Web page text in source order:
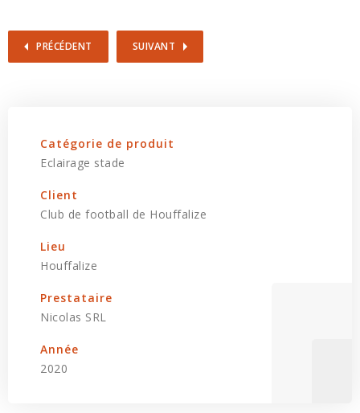
PRÉCÉDENT SUIVANT
Catégorie de produit
Eclairage stade
Client
Club de football de Houffalize
Lieu
Houffalize
Prestataire
Nicolas SRL
Année
2020